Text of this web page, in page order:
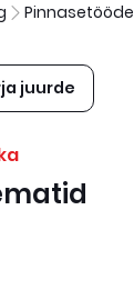
juurde